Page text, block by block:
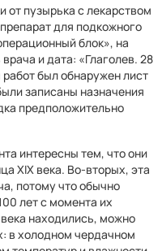
от пузырька с лекарством
для подкожного
блок», на
и дата: «Глаголев. 28
был обнаружен лист
записаны назначения
предположительно
интересны тем, что они
XIX века. Во-вторых, эта
потому что обычно
лет с момента их
находились, можно
в холодном чердачном